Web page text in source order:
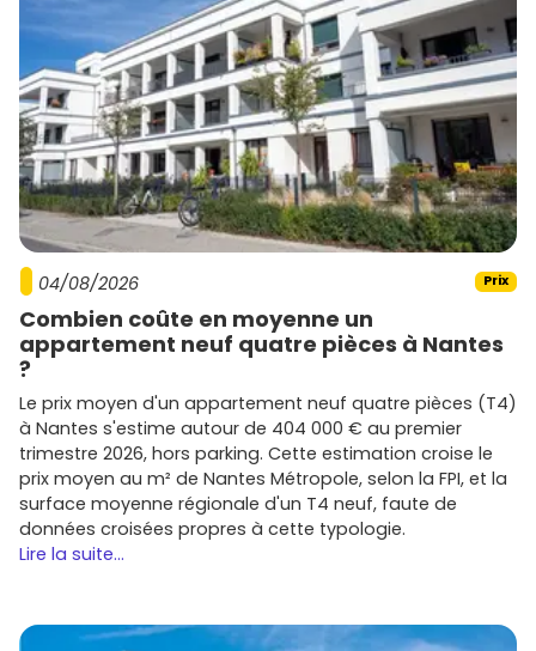
04/08/2026 Prix
Combien coûte en moyenne un
appartement neuf quatre pièces à Nantes
?
Le prix moyen d'un appartement neuf quatre pièces (T4)
à Nantes s'estime autour de 404 000 € au premier
trimestre 2026, hors parking. Cette estimation croise le
prix moyen au m² de Nantes Métropole, selon la FPI, et la
surface moyenne régionale d'un T4 neuf, faute de
données croisées propres à cette typologie.
Lire la suite...